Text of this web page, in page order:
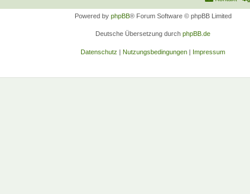
Powered by phpBB® Forum Software © phpBB Limited
Deutsche Übersetzung durch phpBB.de
Datenschutz | Nutzungsbedingungen | Impressum